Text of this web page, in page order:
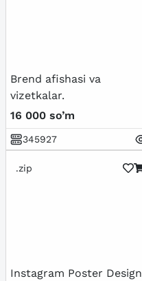
Brend afishasi va
vizetkalar.
16 000 so’m
345927
.zip
Instagram Poster Design